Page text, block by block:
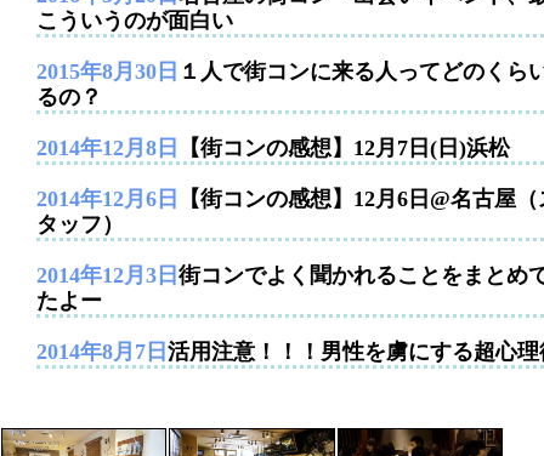
こういうのが面白い
2015年8月30日 １人で街コンに来る人ってどのくら
るの？
2014年12月8日 【街コンの感想】12月7日(日)浜松
2014年12月6日
【街コンの感想】12月6日@名古屋（
タッフ）
2014年12月3日 街コンでよく聞かれることをまとめ
たよー
2014年8月7日 活用注意！！！男性を虜にする超心理